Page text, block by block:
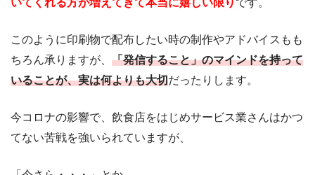
いてくれる方が増えてきて本当に嬉しい限り です。
このように印刷物で配布したい時の制作やアドバイスもも
ちろん承りますが、 「発信すること」のマインドを持って
いることが、実は何よりも大切だったりします。
今コロナの影響で、飲食店をはじめサービス業さんはかつ
てない苦戦を強いられていますが、